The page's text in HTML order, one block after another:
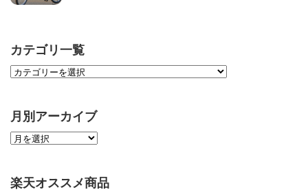
カテゴリ一覧
月別アーカイブ
楽天オススメ商品